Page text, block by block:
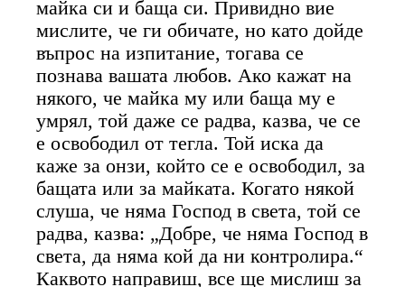
майка си и баща си. Привидно вие
мислите, че ги обичате, но като дойде
въпрос на изпитание, тогава се
познава вашата любов. Ако кажат на
някого, че майка му или баща му е
умрял, той даже се радва, казва, че се
е освободил от тегла. Той иска да
каже за онзи, който се е освободил, за
бащата или за майката. Когато някой
слуша, че няма Господ в света, той се
радва, казва: „Добре, че няма Господ в
света, да няма кой да ни контролира.“
Каквото направиш, все ще мислиш за